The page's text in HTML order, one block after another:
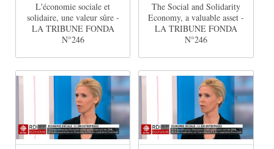
L'économie sociale et
solidaire, une valeur sûre -
LA TRIBUNE FONDA
N°246
The Social and Solidarity
Economy, a valuable asset -
LA TRIBUNE FONDA
N°246